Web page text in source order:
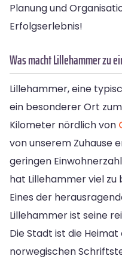
Planung und
Erfolgserlebnis!
Was macht Lillehammer zu
Lillehammer, eine
ein besonderer Ort
Kilometer nördlich von
von unserem Zuhause
geringen
hat Lillehammer viel zu
Eines der
Lillehammer ist seine
Die Stadt ist die
norwegischen